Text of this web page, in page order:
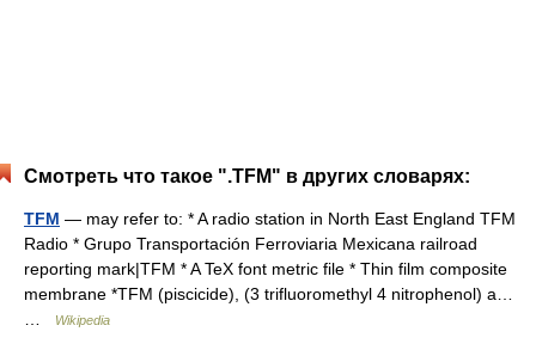
Смотреть что такое ".TFM" в других словарях:
TFM — may refer to: * A radio station in North East England TFM
Radio * Grupo Transportación Ferroviaria Mexicana railroad
reporting mark|TFM * A TeX font metric file * Thin film composite
membrane *TFM (piscicide), (3 trifluoromethyl 4 nitrophenol) a…
Wikipedia